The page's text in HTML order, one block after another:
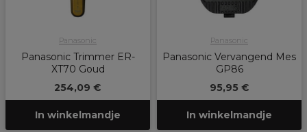
Panasonic
Panasonic Trimmer ER-
XT70 Goud
254,09 €
In winkelmandje
Panasonic
Panasonic Vervangend Mes
GP86
95,95 €
In winkelmandje